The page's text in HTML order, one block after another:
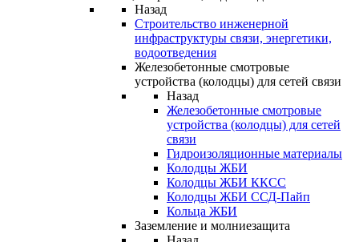
Назад
Строительство инженерной
инфраструктуры связи, энергетики,
водоотведения
Железобетонные смотровые
устройства (колодцы) для сетей связи
Назад
Железобетонные смотровые
устройства (колодцы) для сетей
связи
Гидроизоляционные материалы
Колодцы ЖБИ
Колодцы ЖБИ ККСС
Колодцы ЖБИ ССД-Пайп
Кольца ЖБИ
Заземление и молниезащита